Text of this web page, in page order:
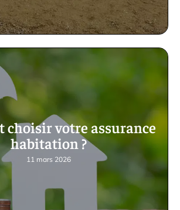
choisir votre assurance
habitation ?
11 mars 2026